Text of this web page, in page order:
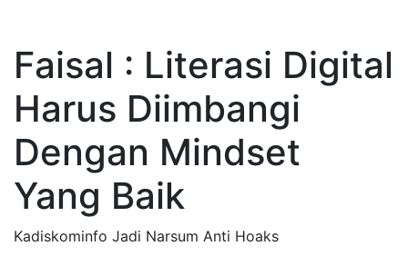
Faisal : Literasi Digital
Harus Diimbangi
Dengan Mindset
Yang Baik
Kadiskominfo Jadi Narsum Anti Hoaks